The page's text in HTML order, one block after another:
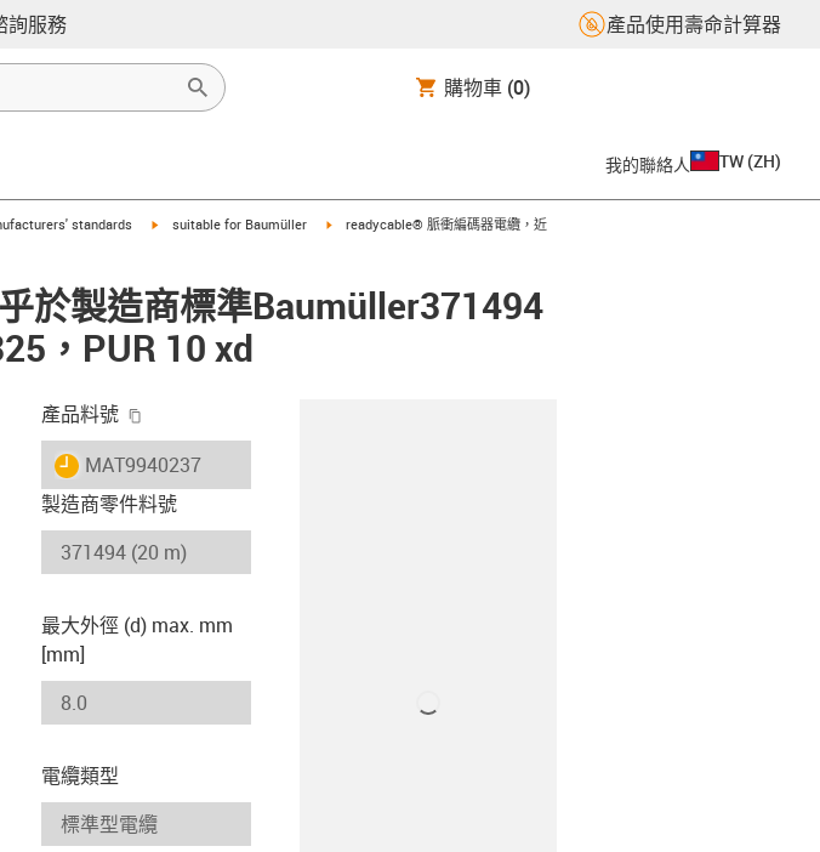
詢服務 產品使用壽命計算器
購物車 (0)
我的聯絡人 TW (ZH)
standards igus-icon-arrow-right
suitable for Baumüller igus-icon-arrow-right
readycable® 脈衝編碼器電纜，近
於製造商標準Baumüller371494
，PUR 10 xd
產品料號
igus-icon-lieferzeit
MAT9940237
製造商零件料號
最大外徑 (d) max. mm
[mm]
電纜類型